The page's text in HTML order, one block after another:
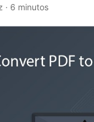
· 6 minutos